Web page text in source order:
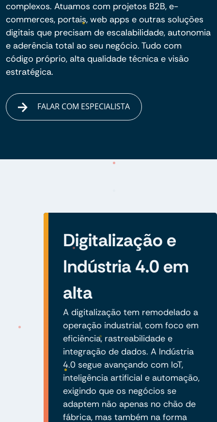
complexos. Atuamos com projetos B2B, e-
commerces, portais, web apps e outras soluções
digitais que precisam de escalabilidade, autonomia
e aderência total ao seu negócio. Tudo com
código próprio, alta qualidade técnica e visão
estratégica.
FALAR COM ESPECIALISTA
Digitalização e
Indústria 4.0 em
alta
A digitalização tem remodelado a
operação industrial, com foco em
eficiência, rastreabilidade e
integração de dados. A Indústria
4.0 segue avançando com IoT,
inteligência artificial e automação,
exigindo que os negócios se
adaptem não apenas no chão de
fábrica, mas também na forma